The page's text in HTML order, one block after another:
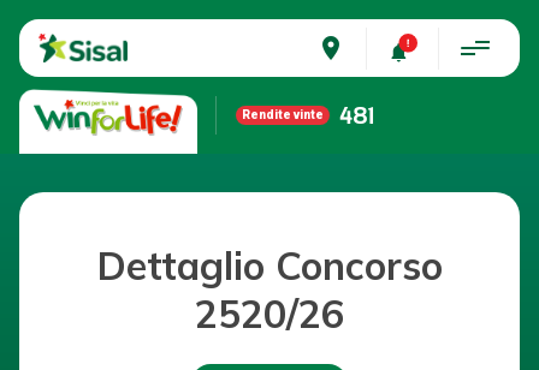
place
Rendite vinte 481
Dettaglio Concorso
2520/26